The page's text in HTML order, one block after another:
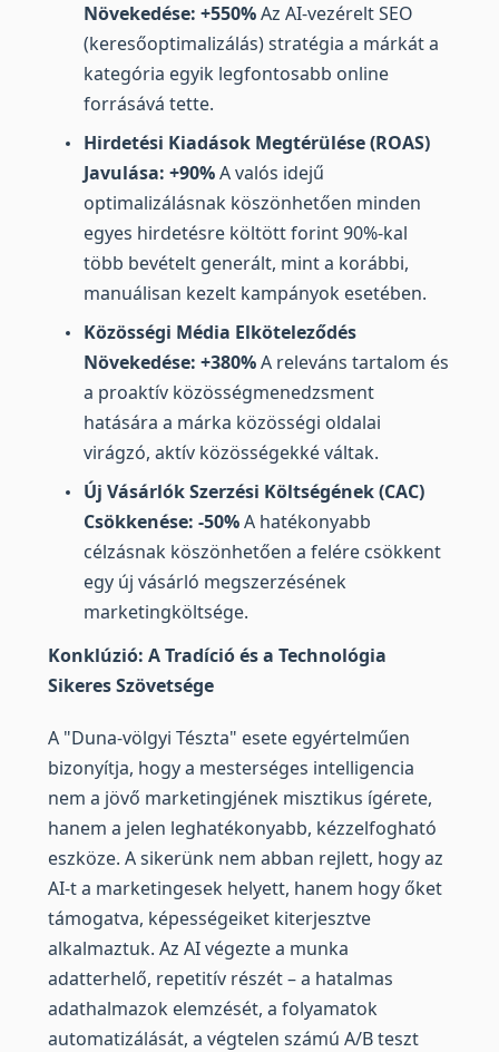
Növekedése: +550%Az AI-vezérelt SEO
(keresőoptimalizálás) stratégia a márkát a
kategória egyik legfontosabb online
forrásává tette.
Hirdetési Kiadások Megtérülése (ROAS)
Javulása: +90%A valós idejű
optimalizálásnak köszönhetően minden
egyes hirdetésre költött forint 90%-kal
több bevételt generált, mint a korábbi,
manuálisan kezelt kampányok esetében.
Közösségi Média Elköteleződés
Növekedése: +380%A releváns tartalom és
a proaktív közösségmenedzsment
hatására a márka közösségi oldalai
virágzó, aktív közösségekké váltak.
Új Vásárlók Szerzési Költségének (CAC)
Csökkenése: -50%A hatékonyabb
célzásnak köszönhetően a felére csökkent
egy új vásárló megszerzésének
marketingköltsége.
Konklúzió: A Tradíció és a Technológia
Sikeres Szövetsége
A "Duna-völgyi Tészta" esete egyértelműen
bizonyítja, hogy a mesterséges intelligencia
nem a jövő marketingjének misztikus ígérete,
hanem a jelen leghatékonyabb, kézzelfogható
eszköze. A sikerünk nem abban rejlett, hogy az
AI-t a marketingesek helyett, hanem hogy őket
támogatva, képességeiket kiterjesztve
alkalmaztuk. Az AI végezte a munka
adatterhelő, repetitív részét – a hatalmas
adathalmazok elemzését, a folyamatok
automatizálását, a végtelen számú A/B teszt